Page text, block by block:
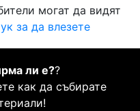
могат да видят
за да влезете
ли е??
как да събирате